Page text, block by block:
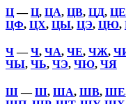
Ц—Ц, ЦА, ЦВ, ЦД, ЦЕ
ЦФ, ЦХ, ЦЫ, ЦЭ, ЦЮ,
Ч—Ч, ЧА, ЧЕ, ЧЖ,
ЧЫ, ЧЬ, ЧЭ, ЧЮ, ЧЯ
Ш—Ш, ША, ШВ, ШЕ